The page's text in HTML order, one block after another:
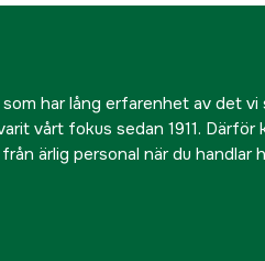
har lång erfarenhet av det vi
vårt fokus sedan 1911. Därför
ärlig personal när du handlar